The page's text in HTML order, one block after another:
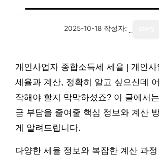
2025-10-18 작성자:
개인사업자 종합소득세 세율 | 개인사
세율과 계산, 정확히 알고 싶으신데
작해야 할지 막막하셨죠? 이 글에서
금 부담을 줄여줄 핵심 정보와 계산
게 알려드립니다.
다양한 세율 정보와 복잡한 계산 과